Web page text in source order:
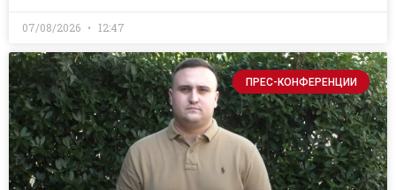
07/08/2026 12:47
ПРЕС-КОНФЕРЕНЦИИ